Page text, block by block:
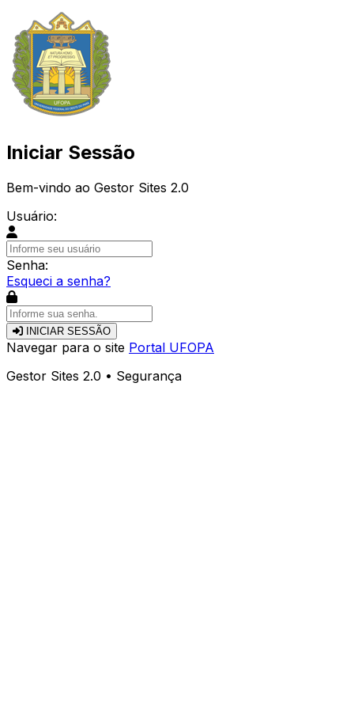
Iniciar Sessão
Bem-vindo ao Gestor Sites 2.0
Usuário:
Senha:
Esqueci a senha?
INICIAR SESSÃO
Navegar para o site Portal UFOPA
Gestor Sites 2.0 • Segurança